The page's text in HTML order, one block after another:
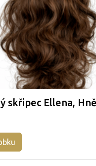
skřipec Ellena,